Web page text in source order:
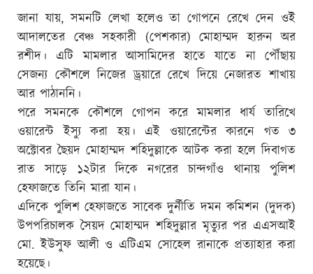
জানা যায়, সমনটি লেখা হলেও তা গোপনে রেখে দেন ওই
আদালতের বেঞ্চ সহকারী (পেশকার) মোহাম্মদ হারুন অর
রশীদ। এটি মামলার আসামিদের হাতে যাতে না পৌঁছায়
সেজন্য কৌশলে নিজের ড্রয়ারে রেখে দিয়ে নেজারত শাখায়
আর পাঠাননি।
পরে সমনকে কৌশলে গোপন করে মামলার ধার্য তারিখে
ওয়ারেন্ট ইস্যু করা হয়। এই ওয়ারেন্টের কারনে গত ৩
অক্টোবর ছৈয়দ মোহাম্মদ শহিদুল্লাকে আটক করা হলে দিবাগত
রাত সাড়ে ১২টার দিকে নগরের চান্দগাঁও থানায় পুলিশ
হেফাজতে তিনি মারা যান।
এদিকে পুলিশ হেফাজতে সাবেক দুর্নীতি দমন কমিশন (দুদক)
উপপরিচালক সৈয়দ মোহাম্মদ শহিদুল্লার মৃত্যুর পর এএসআই
মো. ইউসুফ আলী ও এটিএম সোহেল রানাকে প্রত্যাহার করা
হয়েছে।